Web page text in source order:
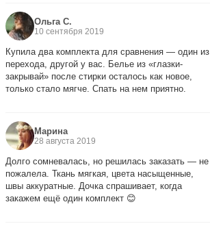
Ольга С.
10 сентября 2019
Купила два комплекта для сравнения — один из
перехода, другой у вас. Белье из «глазки-
закрывай» после стирки осталось как новое,
только стало мягче. Спать на нем приятно.
Марина
28 августа 2019
Долго сомневалась, но решилась заказать — не
пожалела. Ткань мягкая, цвета насыщенные,
швы аккуратные. Дочка спрашивает, когда
закажем ещё один комплект 😊